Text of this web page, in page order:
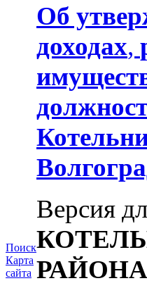
Поиск
Карта
сайта
Об
доходах,
Версия
РАЙОНА